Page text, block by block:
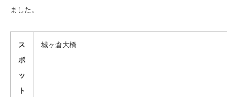
ました。
ス
ポ
ッ
ト
城ヶ倉大橋